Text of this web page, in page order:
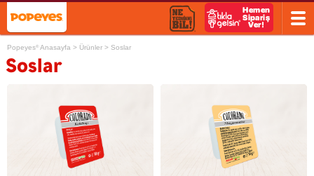
Popeyes® Anasayfa > Ürünler > Soslar
Soslar